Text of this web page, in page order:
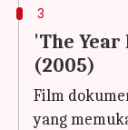
3
'The Year
(2005)
Film
yang